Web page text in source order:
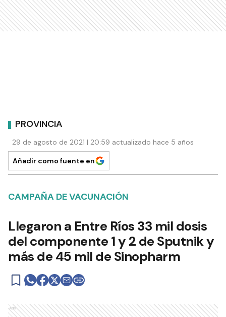
PROVINCIA
29 de agosto de 2021 | 20:59 actualizado hace 5 años
Añadir como fuente en
CAMPAÑA DE VACUNACIÓN
Llegaron a Entre Ríos 33 mil dosis
del componente 1 y 2 de Sputnik y
más de 45 mil de Sinopharm
Ads